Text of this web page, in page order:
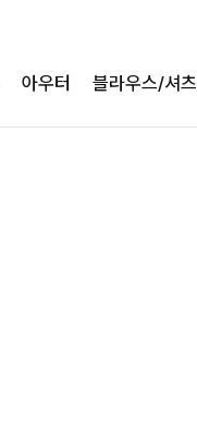
아우터 블라우스/셔츠